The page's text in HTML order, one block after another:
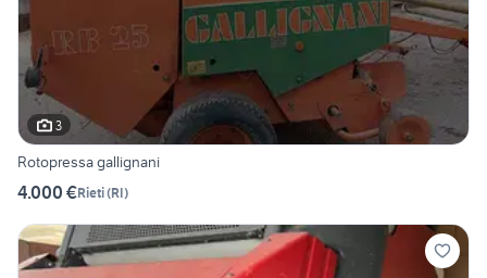
3
Rotopressa gallignani
4.000 €Rieti(RI)